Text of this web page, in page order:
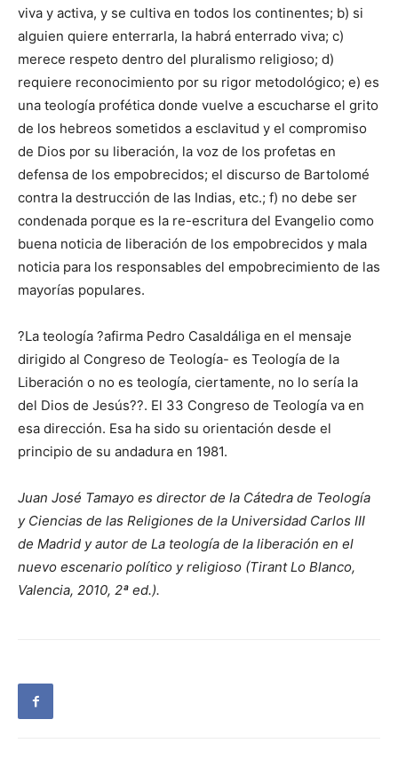
viva y activa, y se cultiva en todos los continentes; b) si
alguien quiere enterrarla, la habrá enterrado viva; c)
merece respeto dentro del pluralismo religioso; d)
requiere reconocimiento por su rigor metodológico; e) es
una teología profética donde vuelve a escucharse el grito
de los hebreos sometidos a esclavitud y el compromiso
de Dios por su liberación, la voz de los profetas en
defensa de los empobrecidos; el discurso de Bartolomé
contra la destrucción de las Indias, etc.; f) no debe ser
condenada porque es la re-escritura del Evangelio como
buena noticia de liberación de los empobrecidos y mala
noticia para los responsables del empobrecimiento de las
mayorías populares.
?La teología ?afirma Pedro Casaldáliga en el mensaje
dirigido al Congreso de Teología- es Teología de la
Liberación o no es teología, ciertamente, no lo sería la
del Dios de Jesús??. El 33 Congreso de Teología va en
esa dirección. Esa ha sido su orientación desde el
principio de su andadura en 1981.
Juan José Tamayo es director de la Cátedra de Teología
y Ciencias de las Religiones de la Universidad Carlos III
de Madrid y autor de La teología de la liberación en el
nuevo escenario político y religioso (Tirant Lo Blanco,
Valencia, 2010, 2ª ed.).